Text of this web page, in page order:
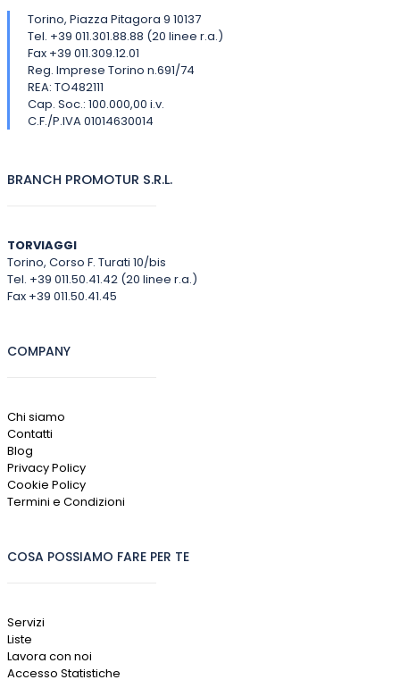
Torino, Piazza Pitagora 9 10137
Tel. +39 011.301.88.88 (20 linee r.a.)
Fax +39 011.309.12.01
Reg. Imprese Torino n.691/74
REA: TO482111
Cap. Soc.: 100.000,00 i.v.
C.F./P.IVA 01014630014
BRANCH PROMOTUR S.R.L.
TORVIAGGI
Torino, Corso F. Turati 10/bis
Tel. +39 011.50.41.42 (20 linee r.a.)
Fax +39 011.50.41.45
COMPANY
Chi siamo
Contatti
Blog
Privacy Policy
Cookie Policy
Termini e Condizioni
COSA POSSIAMO FARE PER TE
Servizi
Liste
Lavora con noi
Accesso Statistiche